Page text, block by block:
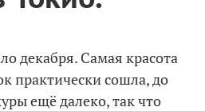
декабря. Самая красота
практически сошла, до
ещё далеко, так что